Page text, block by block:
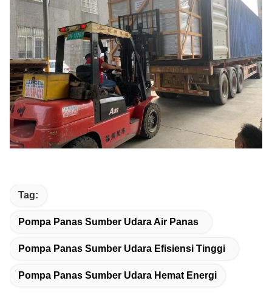
Tag:
Pompa Panas Sumber Udara Air Panas
Pompa Panas Sumber Udara Efisiensi Tinggi
Pompa Panas Sumber Udara Hemat Energi